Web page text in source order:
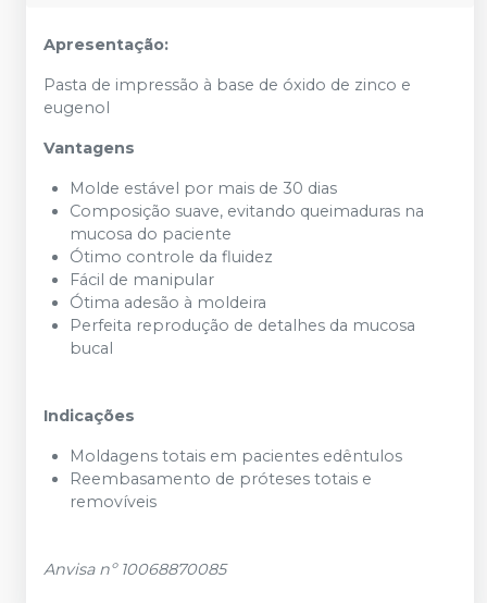
Apresentação:
Pasta de impressão à base de óxido de zinco e
eugenol
Vantagens
Molde estável por mais de 30 dias
Composição suave, evitando queimaduras na
mucosa do paciente
Ótimo controle da fluidez
Fácil de manipular
Ótima adesão à moldeira
Perfeita reprodução de detalhes da mucosa
bucal
Indicações
Moldagens totais em pacientes edêntulos
Reembasamento de próteses totais e
removíveis
Anvisa nº 10068870085